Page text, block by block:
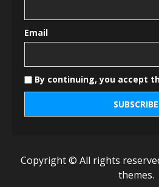
Email
By continuing, you accept
Copyright © All rights
themes.